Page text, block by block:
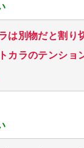
は別物だと割り
カラのテンショ